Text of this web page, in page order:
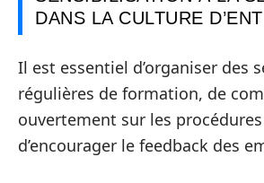
DANS LA CULTURE
Il est essentiel d’organiser des
régulières de formation, de
ouvertement sur les
d’encourager le feedback des